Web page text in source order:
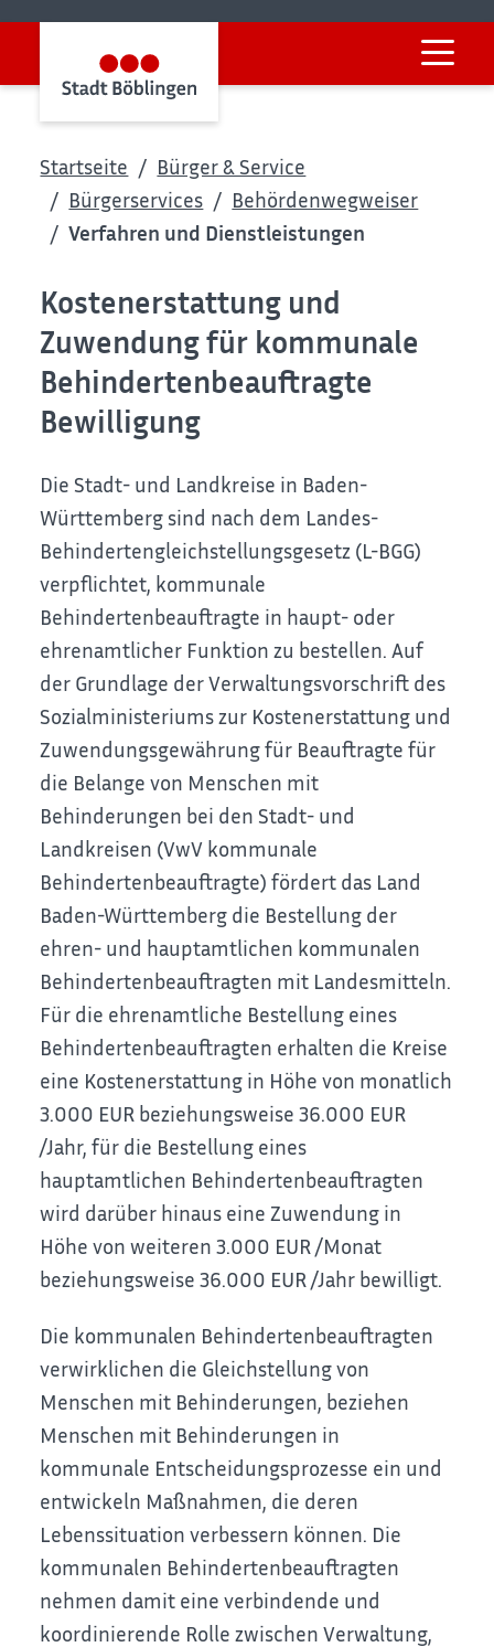
Startseite
Bürger & Service
Bürgerservices
Behördenwegweiser
Verfahren und Dienstleistungen
Kostenerstattung und
Zuwendung für kommunale
Behindertenbeauftragte
Bewilligung
Die Stadt- und Landkreise in Baden-
Württemberg sind nach dem Landes-
Behindertengleichstellungsgesetz (L-BGG)
verpflichtet, kommunale
Behindertenbeauftragte in haupt- oder
ehrenamtlicher Funktion zu bestellen. Auf
der Grundlage der Verwaltungsvorschrift des
Sozialministeriums zur Kostenerstattung und
Zuwendungsgewährung für Beauftragte für
die Belange von Menschen mit
Behinderungen bei den Stadt- und
Landkreisen (VwV kommunale
Behindertenbeauftragte)fördert das Land
Baden-Württemberg die Bestellung der
ehren- und hauptamtlichen kommunalen
Behindertenbeauftragten mit Landesmitteln.
Für die ehrenamtliche Bestellung eines
Behindertenbeauftragten erhalten die Kreise
eine Kostenerstattung in Höhe von monatlich
3.000 EUR beziehungsweise 36.000 EUR
/Jahr, für die Bestellung eines
hauptamtlichen Behindertenbeauftragten
wird darüber hinaus eine Zuwendung in
Höhe von weiteren 3.000 EUR /Monat
beziehungsweise 36.000 EUR /Jahr bewilligt.
Die kommunalen Behindertenbeauftragten
verwirklichen die Gleichstellung von
Menschen mit Behinderungen, beziehen
Menschen mit Behinderungen in
kommunale Entscheidungsprozesse ein und
entwickeln Maßnahmen, die deren
Lebenssituation verbessern können. Die
kommunalen Behindertenbeauftragten
nehmen damit eine verbindende und
koordinierende Rolle zwischen Verwaltung,